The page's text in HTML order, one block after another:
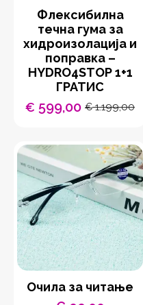
Флексибилна
течна гума за
хидроизолација и
поправка –
HYDRO4STOP 1+1
ГРАТИС
€1.199,00
Original
was:
€ 1.199,00.
€ 599,00Current
is:
€ 599,00.
Очила за читање